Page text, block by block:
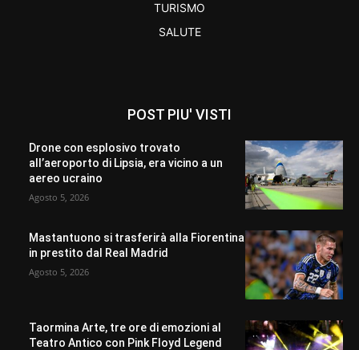
TURISMO
SALUTE
POST PIU' VISTI
Drone con esplosivo trovato
all’aeroporto di Lipsia, era vicino a un
aereo ucraino
Agosto 5, 2026
Mastantuono si trasferirà alla Fiorentina
in prestito dal Real Madrid
Agosto 5, 2026
Taormina Arte, tre ore di emozioni al
Teatro Antico con Pink Floyd Legend